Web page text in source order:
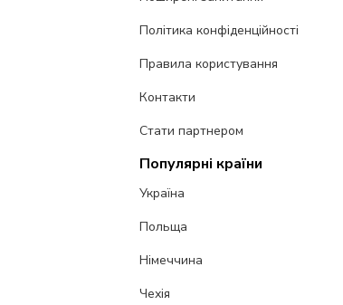
Політика конфіденційності
Правила користування
Контакти
Стати партнером
Популярні країни
Україна
Польща
Німеччина
Чехія